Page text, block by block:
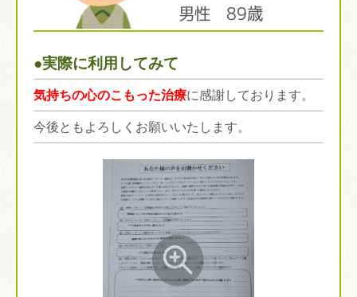
男性 89歳
●実際に利用してみて
気持ちの心のこもった治療に感謝しております。
今後ともよろしくお願いいたします。